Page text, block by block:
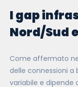
I gap
Nord/Sud
Come affermato
delle connessioni a
variabile e dipende